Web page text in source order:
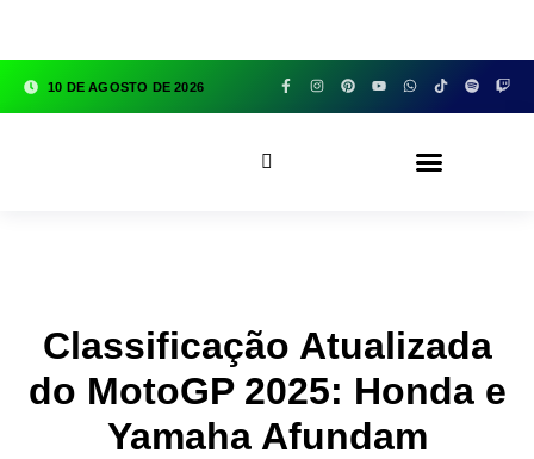
10 DE AGOSTO DE 2026
Classificação Atualizada
do MotoGP 2025: Honda e
Yamaha Afundam